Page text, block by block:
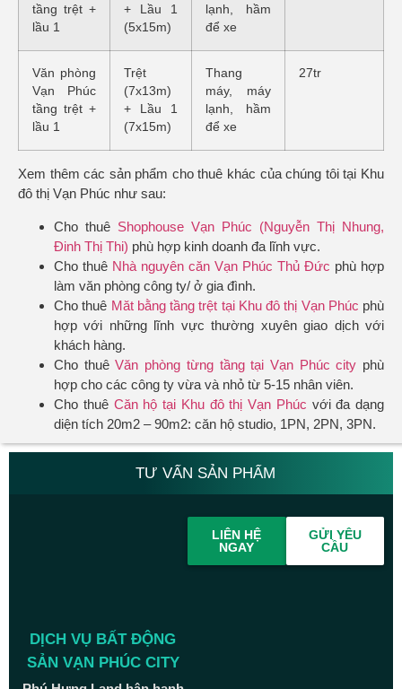
tầng trệt +
lầu 1
+ Lầu 1
(5x15m)
lạnh, hầm
để xe
Văn phòng
Vạn Phúc
tầng trệt +
lầu 1
Trệt
(7x13m)
+ Lầu 1
(7x15m)
Thang
máy, máy
lạnh, hầm
để xe
27tr
Xem thêm các sản phẩm cho thuê khác của chúng tôi tại Khu
đô thị Vạn Phúc như sau:
Cho thuê Shophouse Vạn Phúc (Nguyễn Thị Nhung,
Đinh Thị Thi) phù hợp kinh doanh đa lĩnh vực.
Cho thuê Nhà nguyên căn Vạn Phúc Thủ Đức phù hợp
làm văn phòng công ty/ ở gia đình.
Cho thuê Măt bằng tầng trệt tại Khu đô thị Vạn Phúc phù
hợp với những lĩnh vực thường xuyên giao dịch với
khách hàng.
Cho thuêVăn phòng từng tầng tại Vạn Phúc city phù
hợp cho các công ty vừa và nhỏ từ 5-15 nhân viên.
Cho thuê Căn hộ tại Khu đô thị Vạn Phúc với đa dạng
diện tích 20m2 – 90m2: căn hộ studio, 1PN, 2PN, 3PN.
TƯ VẤN SẢN PHẨM
DỊCH VỤ BẤT ĐỘNG
SẢN VẠN PHÚC CITY
LIÊN HỆ
NGAY
GỬI YÊU
CẦU